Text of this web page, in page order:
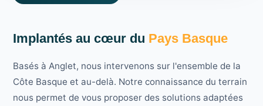
Implantés au cœur du Pays Basque
Basés à Anglet, nous intervenons sur l'ensemble de la
Côte Basque et au-delà. Notre connaissance du terrain
nous permet de vous proposer des solutions adaptées